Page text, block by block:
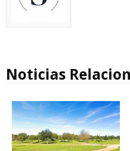
Noticias